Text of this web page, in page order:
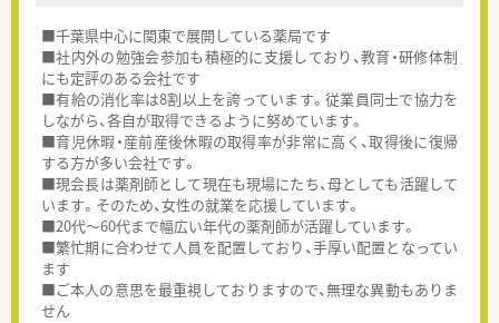
■千葉県中心に関東で展開している薬局です
■社内外の勉強会参加も積極的に支援しており、教育・研修体制
にも定評のある会社です
■有給の消化率は8割以上を誇っています。従業員同士で協力を
しながら、各自が取得できるように努めています。
■育児休暇・産前産後休暇の取得率が非常に高く、取得後に復帰
する方が多い会社です。
■現会長は薬剤師として現在も現場にたち、母としても活躍して
います。そのため、女性の就業を応援しています。
■20代～60代まで幅広い年代の薬剤師が活躍しています。
■繁忙期に合わせて人員を配置しており、手厚い配置となってい
ます
■ご本人の意思を最重視しておりますので、無理な異動もありま
せん